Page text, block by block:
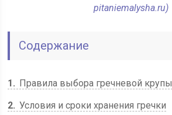
pitaniemalysha.ru)
Содержание
1
Правила выбора гречневой крупы
2 Условия и сроки хранения гречки